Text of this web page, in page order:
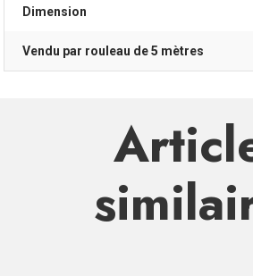
Dimension
Vendu par rouleau de 5 mètres